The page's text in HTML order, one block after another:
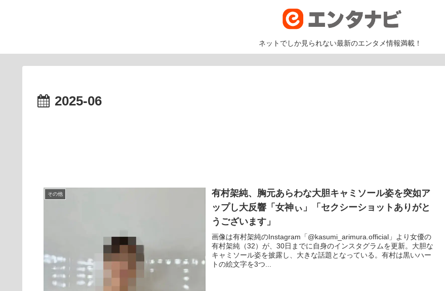
ネットでしか見られない最新のエンタメ情報満載！
2025-06
その他
有村架純、胸元あらわな大胆キャミソール姿を突如ア
ップし大反響「女神ぃ」「セクシーショットありがと
うございます」
画像は有村架純のInstagram「@kasumi_arimura.official」より女優の
有村架純（32）が、30日までに自身のインスタグラムを更新。大胆な
キャミソール姿を披露し、大きな話題となっている。有村は黒いハー
トの絵文字を3つ...